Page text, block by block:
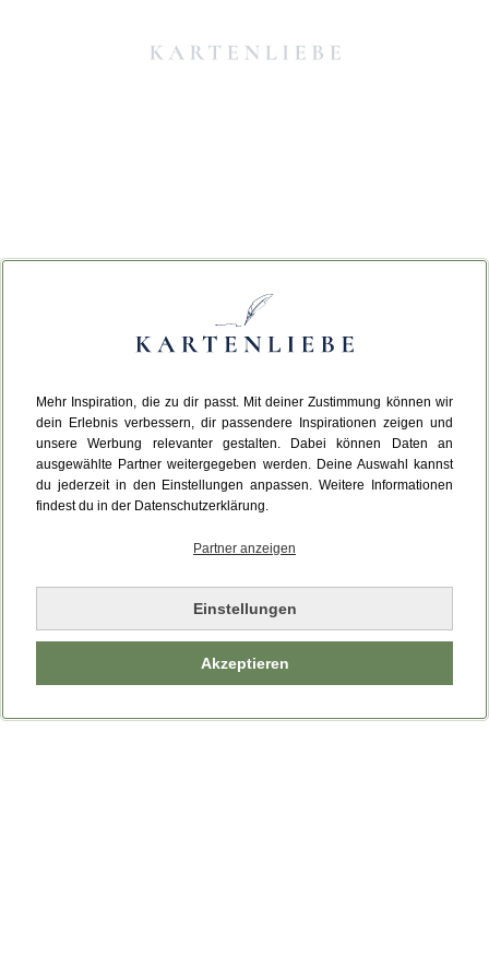
Mehr Inspiration, die zu dir passt. Mit deiner Zustimmung können wir
dein Erlebnis verbessern, dir passendere Inspirationen zeigen und
unsere Werbung relevanter gestalten. Dabei können Daten an
ausgewählte Partner weitergegeben werden. Deine Auswahl kannst
du jederzeit in den Einstellungen anpassen. Weitere Informationen
findest du in der Datenschutzerklärung.
Partner anzeigen
Einstellungen
Akzeptieren
Da ist etwas schiefgelaufen.
Leider ist ein technischer Fehler aufgetreten.
Bitte laden Sie die Seite neu.